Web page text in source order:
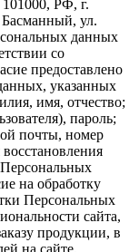
РФ, г.
ул.
данных
со
предоставлено
указанных
имя, отчество;
пароль;
почты, номер
на обработку
Персональных
сайта,
продукции, в
на сайте,